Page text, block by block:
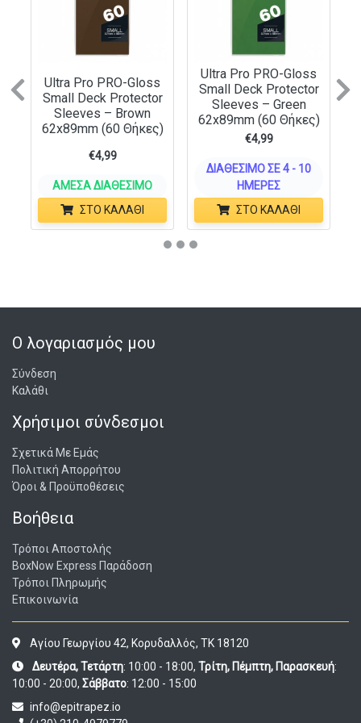
Ultra Pro PRO-Gloss
Small Deck Protector
Sleeves – Brown
62x89mm (60 Θήκες)
€4,99
ΆΜΕΣΑ ΔΙΑΘΈΣΙΜΟ
ΣΤΟ ΚΑΛΆΘΙ
Ultra Pro PRO-Gloss
Small Deck Protector
Sleeves – Green
62x89mm (60 Θήκες)
€4,99
ΔΙΑΘΈΣΙΜΟ ΣΕ 4 - 10
ΗΜΈΡΕΣ
ΣΤΟ ΚΑΛΆΘΙ
Previous
Ο λογαριασμός μου
Σύνδεση
Καλάθι
Χρήσιμοι σύνδεσμοι
Σχετικά Με Εμάς
Πολιτική Απορρήτου
Όροι & Προϋποθέσεις
Βοήθεια
Τρόποι Αποστολής
BoxNow Express Παράδοση
Τρόποι Πληρωμής
Επικοινωνία
Αγίου Γεωργίου 42, Κορυδαλλός, ΤΚ 18120
Δευτέρα, Τετάρτη: 10:00 - 18:00, Τρίτη, Πέμπτη, Παρασκευή:
10:00 - 20:00, Σάββατο: 12:00 - 15:00
info@epitrapez.io